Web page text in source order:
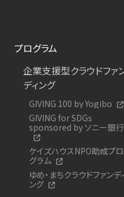
プログラム
企業支援型クラウドファ
ディング
GIVING 100 by Yogibo
GIVING for SDGs
sponsored by ソニー銀行
ケイズハウスNPO助成プロ
グラム
ゆめ・まちクラウドファンデ
ング